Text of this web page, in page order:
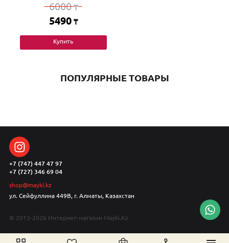
6000₸
5490 ₸
Купить
ПОПУЛЯРНЫЕ ТОВАРЫ
+7 (747) 447 47 97
+7 (727) 346 69 04
shop@mayki.kz
ул. Сейфуллина 449В, г. Алматы, Казахстан
© 2013-2026 Интернет-магазин Mayki.Kz